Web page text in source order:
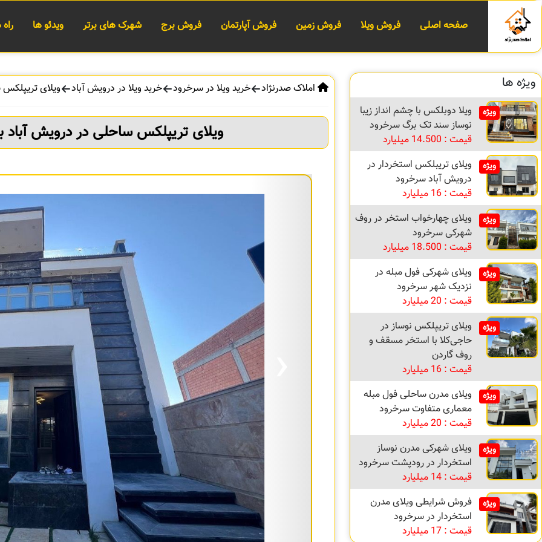
صفحه اصلی فروش ویلا فروش زمین فروش آپارتمان فروش برج شهرک های برتر ویدئو ها
املاک صدرنژاد خرید ویلا در سرخرود خرید ویلا در درویش آباد ویلای
ویلای تریپلکس ساحلی در درویش
ویژه ها
ویژه
ویلا دوبلکس با چشم انداز زیبا
نوساز سند تک برگ سرخرود
قیمت : 14.500 میلیارد
ویژه
ویلای تریبلکس استخردار در
درویش آباد سرخرود
قیمت : 16 میلیارد
ویژه
ویلای چهارخواب استخر در روف
شهرکی سرخرود
قیمت : 18.500 میلیارد
ویژه
ویلای شهرکی فول مبله در
نزدیک شهر سرخرود
قیمت : 20 میلیارد
ویژه
ویلای تریپلکس نوساز در
حاجی‌کلا با استخر مسقف و
روف گاردن
قیمت : 16 میلیارد
ویژه
ویلای مدرن ساحلی فول مبله
معماری متفاوت سرخرود
قیمت : 20 میلیارد
ویژه
ویلای شهرکی مدرن نوساز
استخردار در رودپشت سرخرود
قیمت : 14 میلیارد
ویژه
فروش شرایطی ویلای مدرن
استخردار در سرخرود
قیمت : 17 میلیارد